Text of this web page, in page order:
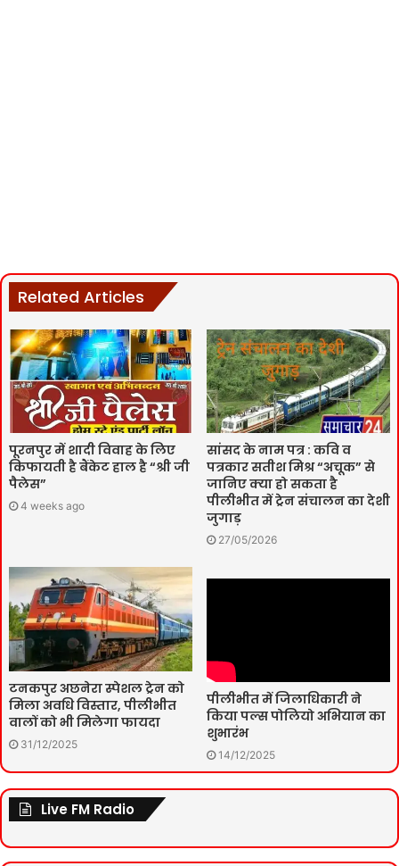
Related Articles
पूरनपुर में शादी विवाह के लिए
किफायती है बैंकेट हाल है “श्री जी
पैलेस”
4 weeks ago
सांसद के नाम पत्र : कवि व
पत्रकार सतीश मिश्र “अचूक” से
जानिए क्या हो सकता है
पीलीभीत में ट्रेन संचालन का देशी
जुगाड़
27/05/2026
टनकपुर अछनेरा स्पेशल ट्रेन को
मिला अवधि विस्तार, पीलीभीत
वालों को भी मिलेगा फायदा
31/12/2025
पीलीभीत में जिलाधिकारी ने
किया पल्स पोलियो अभियान का
शुभारंभ
14/12/2025
Live FM Radio